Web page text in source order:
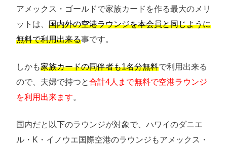
アメックス・ゴールドで家族カードを作る最大のメリ
ットは、 国内外の空港ラウンジを本会員と同じように
無料で利用出来る事です。
しかも家族カードの同伴者も1名分無料で利用出来る
ので、夫婦で持つと合計4人まで無料で空港ラウンジ
を利用出来ます。
国内だと以下のラウンジが対象で、ハワイのダニエ
ル・K・イノウエ国際空港のラウンジもアメックス・